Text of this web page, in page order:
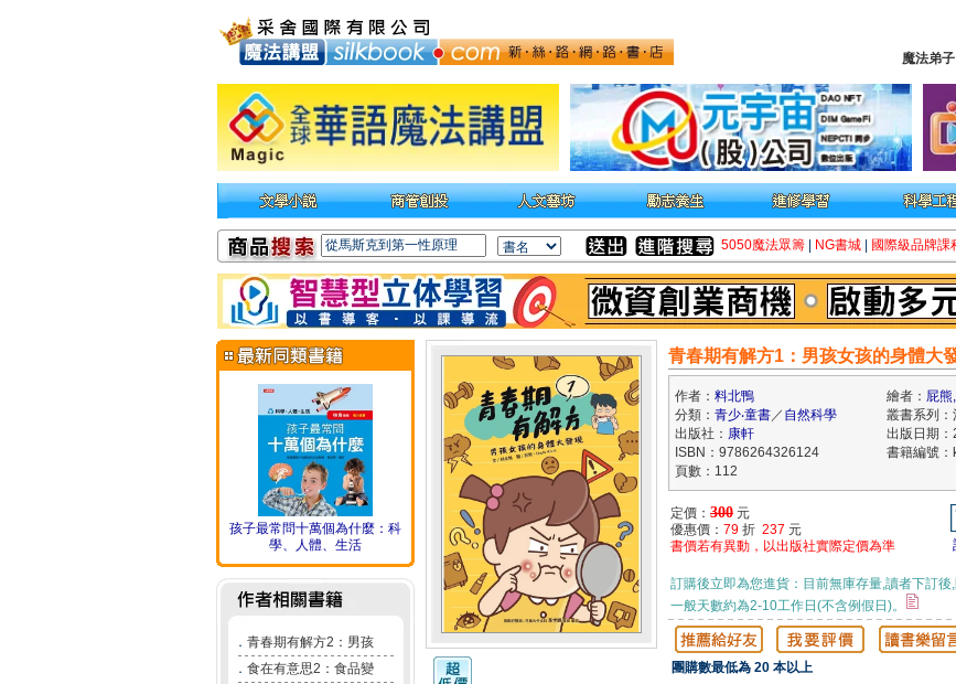
魔法弟子
5050魔法眾籌 NG書城 國際級品牌課
孩子最常問十萬個為什麼：科
學、人體、生活
． 青春期有解方2：男孩
． 食在有意思2：食品變
青春期有解方1：男孩女孩的身體大
作者： 料北鴨 繪者： 屁熊
分類： 青少‧童書／ 自然科學
叢書系列
出版社： 康軒
出版日期
ISBN：9786264326124
書籍編號
頁數：112
定價： 300 元
優惠價： 79 折 237 元
書價若有異動，以出版社實際定價為準
訂購後立即為您進貨：目前無庫存量,讀者下訂後
一般天數約為2-10工作日(不含例假日)。
團購數最低為 20 本以上